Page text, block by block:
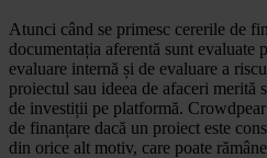
Atunci când se primesc cererile de
documentația aferentă sunt evaluate
evaluare internă și de evaluare a
proiectul sau ideea de afaceri merită
de investiții pe platformă.
de finanțare dacă un proiect este
din orice alt motiv, care poate